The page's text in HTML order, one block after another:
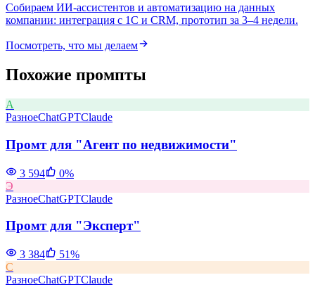
Собираем ИИ-ассистентов и автоматизацию на данных
компании: интеграция с 1С и CRM, прототип за 3–4 недели.
Посмотреть, что мы делаем
Похожие промпты
А
РазноеChatGPTClaude
Промт для "Агент по недвижимости"
3 594 0%
Э
РазноеChatGPTClaude
Промт для "Эксперт"
3 384 51%
С
РазноеChatGPTClaude